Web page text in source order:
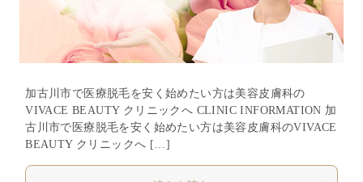
加古川市で医療脱毛を安く始めたい方は美容皮膚科の
VIVACE BEAUTY クリニックへ CLINIC INFORMATION 加
古川市で医療脱毛を安く始めたい方は美容皮膚科のVIVACE
BEAUTY クリニックへ […]